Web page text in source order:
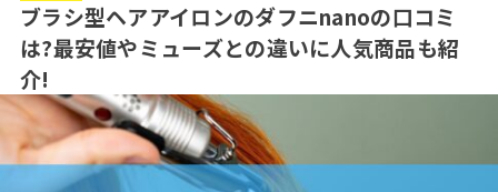
ブラシ型ヘアアイロンのダフニnanoの口コミ
は?最安値やミューズとの違いに人気商品も紹
介!